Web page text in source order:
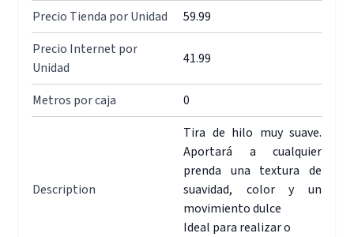
Precio Tienda por Unidad
59.99
Precio Internet por
Unidad
41.99
Metros por caja 0
Description
Tira de hilo muy suave.
Aportará a cualquier
prenda una textura de
suavidad, color y un
movimiento dulce
Ideal para realizar o